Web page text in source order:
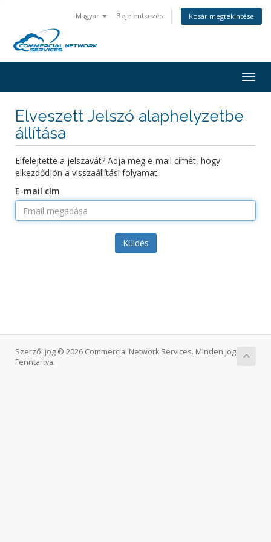
Magyar Bejelentkezés Kosár megtekintése
Elveszett Jelszó alaphelyzetbe
állítása
Elfelejtette a jelszavát? Adja meg e-mail címét, hogy
elkezdődjön a visszaállítási folyamat.
E-mail cím
Küldés
Szerzői jog © 2026 Commercial Network Services. Minden Jog
Fenntartva.